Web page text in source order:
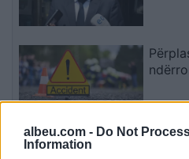
albeu.com - Do Not
Information